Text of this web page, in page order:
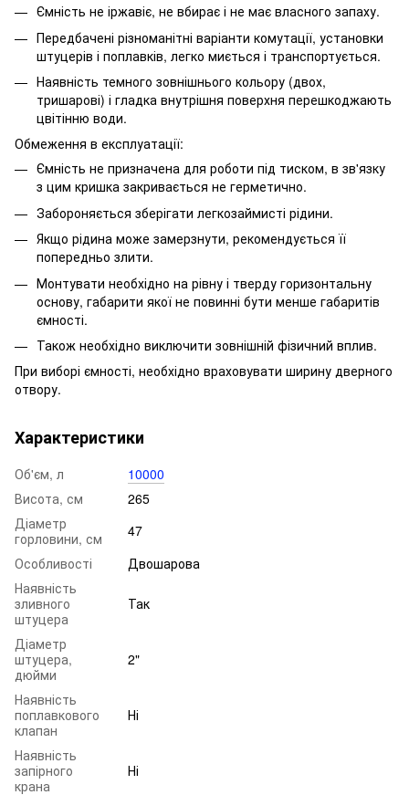
Ємність не іржавіє, не вбирає і не має власного запаху.
Передбачені різноманітні варіанти комутації, установки
штуцерів і поплавків, легко миється і транспортується.
Наявність темного зовнішнього кольору (двох,
тришарові) і гладка внутрішня поверхня перешкоджають
цвітінню води.
Обмеження в експлуатації:
Ємність не призначена для роботи під тиском, в зв'язку
з цим кришка закривається не герметично.
Забороняється зберігати легкозаймисті рідини.
Якщо рідина може замерзнути, рекомендується її
попередньо злити.
Монтувати необхідно на рівну і тверду горизонтальну
основу, габарити якої не повинні бути менше габаритів
ємності.
Також необхідно виключити зовнішній фізичний вплив.
При виборі ємності, необхідно враховувати ширину дверного
отвору.
Характеристики
Об'єм, л
10000
Висота, см
265
Діаметр
горловини, см
47
Особливості
Двошарова
Наявність
зливного
штуцера
Так
Діаметр
штуцера,
дюйми
2"
Наявність
поплавкового
клапан
Ні
Наявність
запірного
крана
Ні